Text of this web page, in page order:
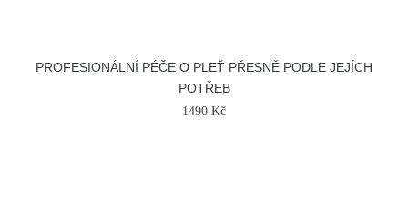
PROFESIONÁLNÍ PÉČE O PLEŤ PŘESNĚ PODLE JEJÍCH
POTŘEB
1490 Kč